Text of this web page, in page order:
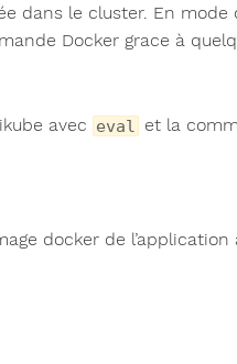
dans le cluster. En mode
Docker grace à
avec eval et la
docker de